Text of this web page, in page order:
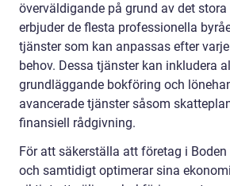
överväldigande på grund av det
erbjuder de flesta professionella
tjänster som kan anpassas efter
behov. Dessa tjänster kan inkludera
grundläggande bokföring och
avancerade tjänster såsom
finansiell rådgivning.
För att säkerställa att företag i
och samtidigt optimerar sina